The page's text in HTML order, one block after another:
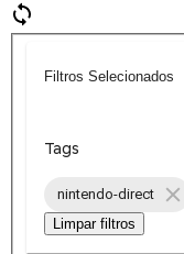
Filtros Selecionados
Tags
nintendo-direct
Limpar filtros